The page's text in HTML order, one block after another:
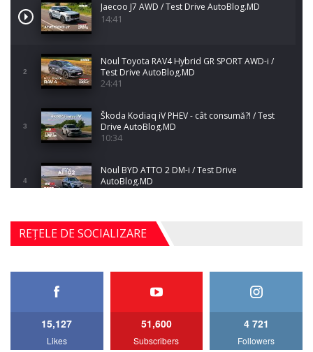
Jaecoo J7 AWD / Test Drive AutoBlog.MD
14:41
2
Noul Toyota RAV4 Hybrid GR SPORT AWD-i /
Test Drive AutoBlog.MD
24:41
3
Škoda Kodiaq iV PHEV - cât consumă?! / Test
Drive AutoBlog.MD
10:34
4
Noul BYD ATTO 2 DM-i / Test Drive
AutoBlog.MD
5
Noul Mercedes-Benz S-Class facelift (S 580
4MATIC V223) / Test Drive AutoBlog.MD
27:33
AutoBlog.MD
REȚELE DE SOCIALIZARE
15,127
Likes
51,600
Subscribers
4 721
Followers